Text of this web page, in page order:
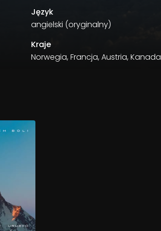
Język
angielski (oryginalny)
Kraje
Norwegia, Francja, Austria, Kanada